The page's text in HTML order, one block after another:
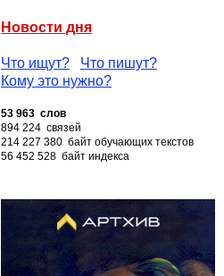
Новости дня
Что ищут?
Что пишут?
Кому это нужно?
53 963 слов
894 224 связей
214 227 380 байт обучающих текстов
56 452 528 байт индекса